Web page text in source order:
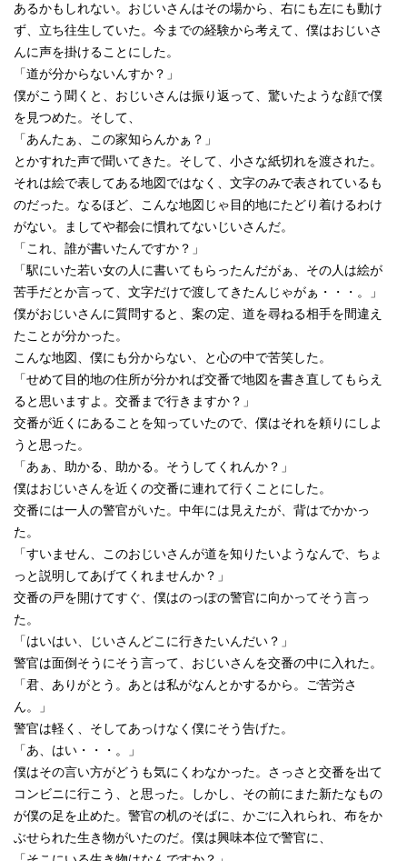
あるかもしれない。おじいさんはその場から、右にも左にも動け
ず、立ち往生していた。今までの経験から考えて、僕はおじいさ
んに声を掛けることにした。
「道が分からないんすか？」
僕がこう聞くと、おじいさんは振り返って、驚いたような顔で僕
を見つめた。そして、
「あんたぁ、この家知らんかぁ？」
とかすれた声で聞いてきた。そして、小さな紙切れを渡された。
それは絵で表してある地図ではなく、文字のみで表されているも
のだった。なるほど、こんな地図じゃ目的地にたどり着けるわけ
がない。ましてや都会に慣れてないじいさんだ。
「これ、誰が書いたんですか？」
「駅にいた若い女の人に書いてもらったんだがぁ、その人は絵が
苦手だとか言って、文字だけで渡してきたんじゃがぁ・・・。」
僕がおじいさんに質問すると、案の定、道を尋ねる相手を間違え
たことが分かった。
こんな地図、僕にも分からない、と心の中で苦笑した。
「せめて目的地の住所が分かれば交番で地図を書き直してもらえ
ると思いますよ。交番まで行きますか？」
交番が近くにあることを知っていたので、僕はそれを頼りにしよ
うと思った。
「あぁ、助かる、助かる。そうしてくれんか？」
僕はおじいさんを近くの交番に連れて行くことにした。
交番には一人の警官がいた。中年には見えたが、背はでかかっ
た。
「すいません、このおじいさんが道を知りたいようなんで、ちょ
っと説明してあげてくれませんか？」
交番の戸を開けてすぐ、僕はのっぽの警官に向かってそう言っ
た。
「はいはい、じいさんどこに行きたいんだい？」
警官は面倒そうにそう言って、おじいさんを交番の中に入れた。
「君、ありがとう。あとは私がなんとかするから。ご苦労さ
ん。」
警官は軽く、そしてあっけなく僕にそう告げた。
「あ、はい・・・。」
僕はその言い方がどうも気にくわなかった。さっさと交番を出て
コンビニに行こう、と思った。しかし、その前にまた新たなもの
が僕の足を止めた。警官の机のそばに、かごに入れられ、布をか
ぶせられた生き物がいたのだ。僕は興味本位で警官に、